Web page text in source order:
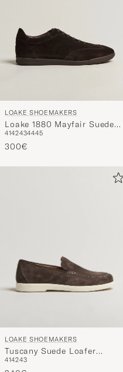
LOAKE SHOEMAKERS
Loake 1880 Mayfair Suede
Dress Sneaker Dark Brown
4142434445
300€
LOAKE SHOEMAKERS
Tuscany Suede Loafer
Anthracite
414243